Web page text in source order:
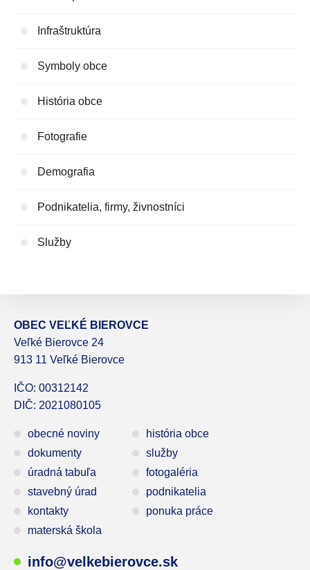
Infraštruktúra
Symboly obce
História obce
Fotografie
Demografia
Podnikatelia, firmy, živnostníci
Služby
OBEC VEĽKÉ BIEROVCE
Veľké Bierovce 24
913 11 Veľké Bierovce
IČO: 00312142
DIČ: 2021080105
obecné noviny
história obce
dokumenty
služby
úradná tabuľa
fotogaléria
stavebný úrad
podnikatelia
kontakty
ponuka práce
materská škola
info@velkebierovce.sk